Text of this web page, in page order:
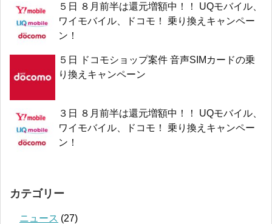
５日 ８月前半は還元増額中！！ UQモバイル、
ワイモバイル、ドコモ！ 乗り換えキャンペー
ン！
５日 ドコモショップ案件 音声SIMカードの乗
り換えキャンペーン
３日 ８月前半は還元増額中！！ UQモバイル、
ワイモバイル、ドコモ！ 乗り換えキャンペー
ン！
カテゴリー
ニュース (27)